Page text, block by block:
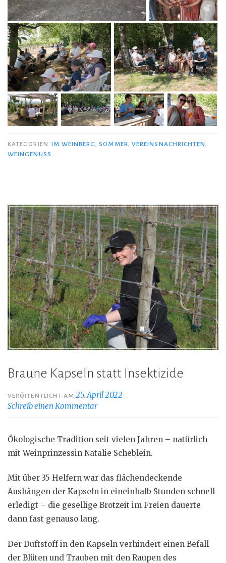
KATEGORIEN IM WEINBERG,SOMMER, VEREINSNACHRICHTEN,
WEINGENUSS
Braune Kapseln statt Insektizide
VERÖFFENTLICHT AM25. April 2022
Schreib einen Kommentar
Ökologische Tradition seit vielen Jahren – natürlich
mit Weinprinzessin Natalie Scheblein.
Mit über 35 Helfern war das flächendeckende
Aushängen der Kapseln in eineinhalb Stunden schnell
erledigt – die gesellige Brotzeit im Freien dauerte
dann fast genauso lang.
Der Duftstoff in den Kapseln verhindert einen Befall
der Blüten und Trauben mit den Raupen des